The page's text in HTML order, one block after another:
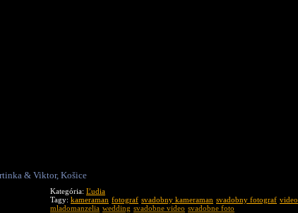
& Viktor, Košice
Kategória: Ľudia
Tagy: kameraman fotograf svadobny kameraman svadobny fotograf video
mladomanzelia wedding svadobne video svadobne foto